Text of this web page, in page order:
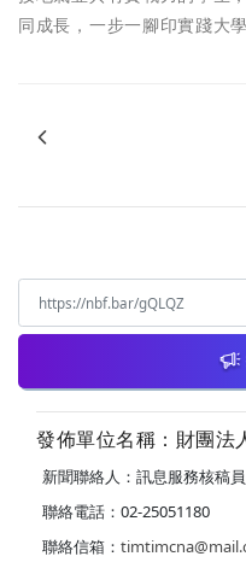
同成長，一步一腳印實踐大
發佈單位名稱：財團法
新聞聯絡人：訊息服務核稿員
聯絡電話：02-25051180
聯絡信箱：